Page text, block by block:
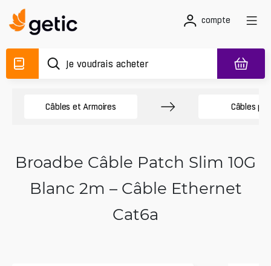
compte
Câbles et Armoires Câbles
Broadbe Câble Patch Slim 10G
Blanc 2m – Câble Ethernet
Cat6a